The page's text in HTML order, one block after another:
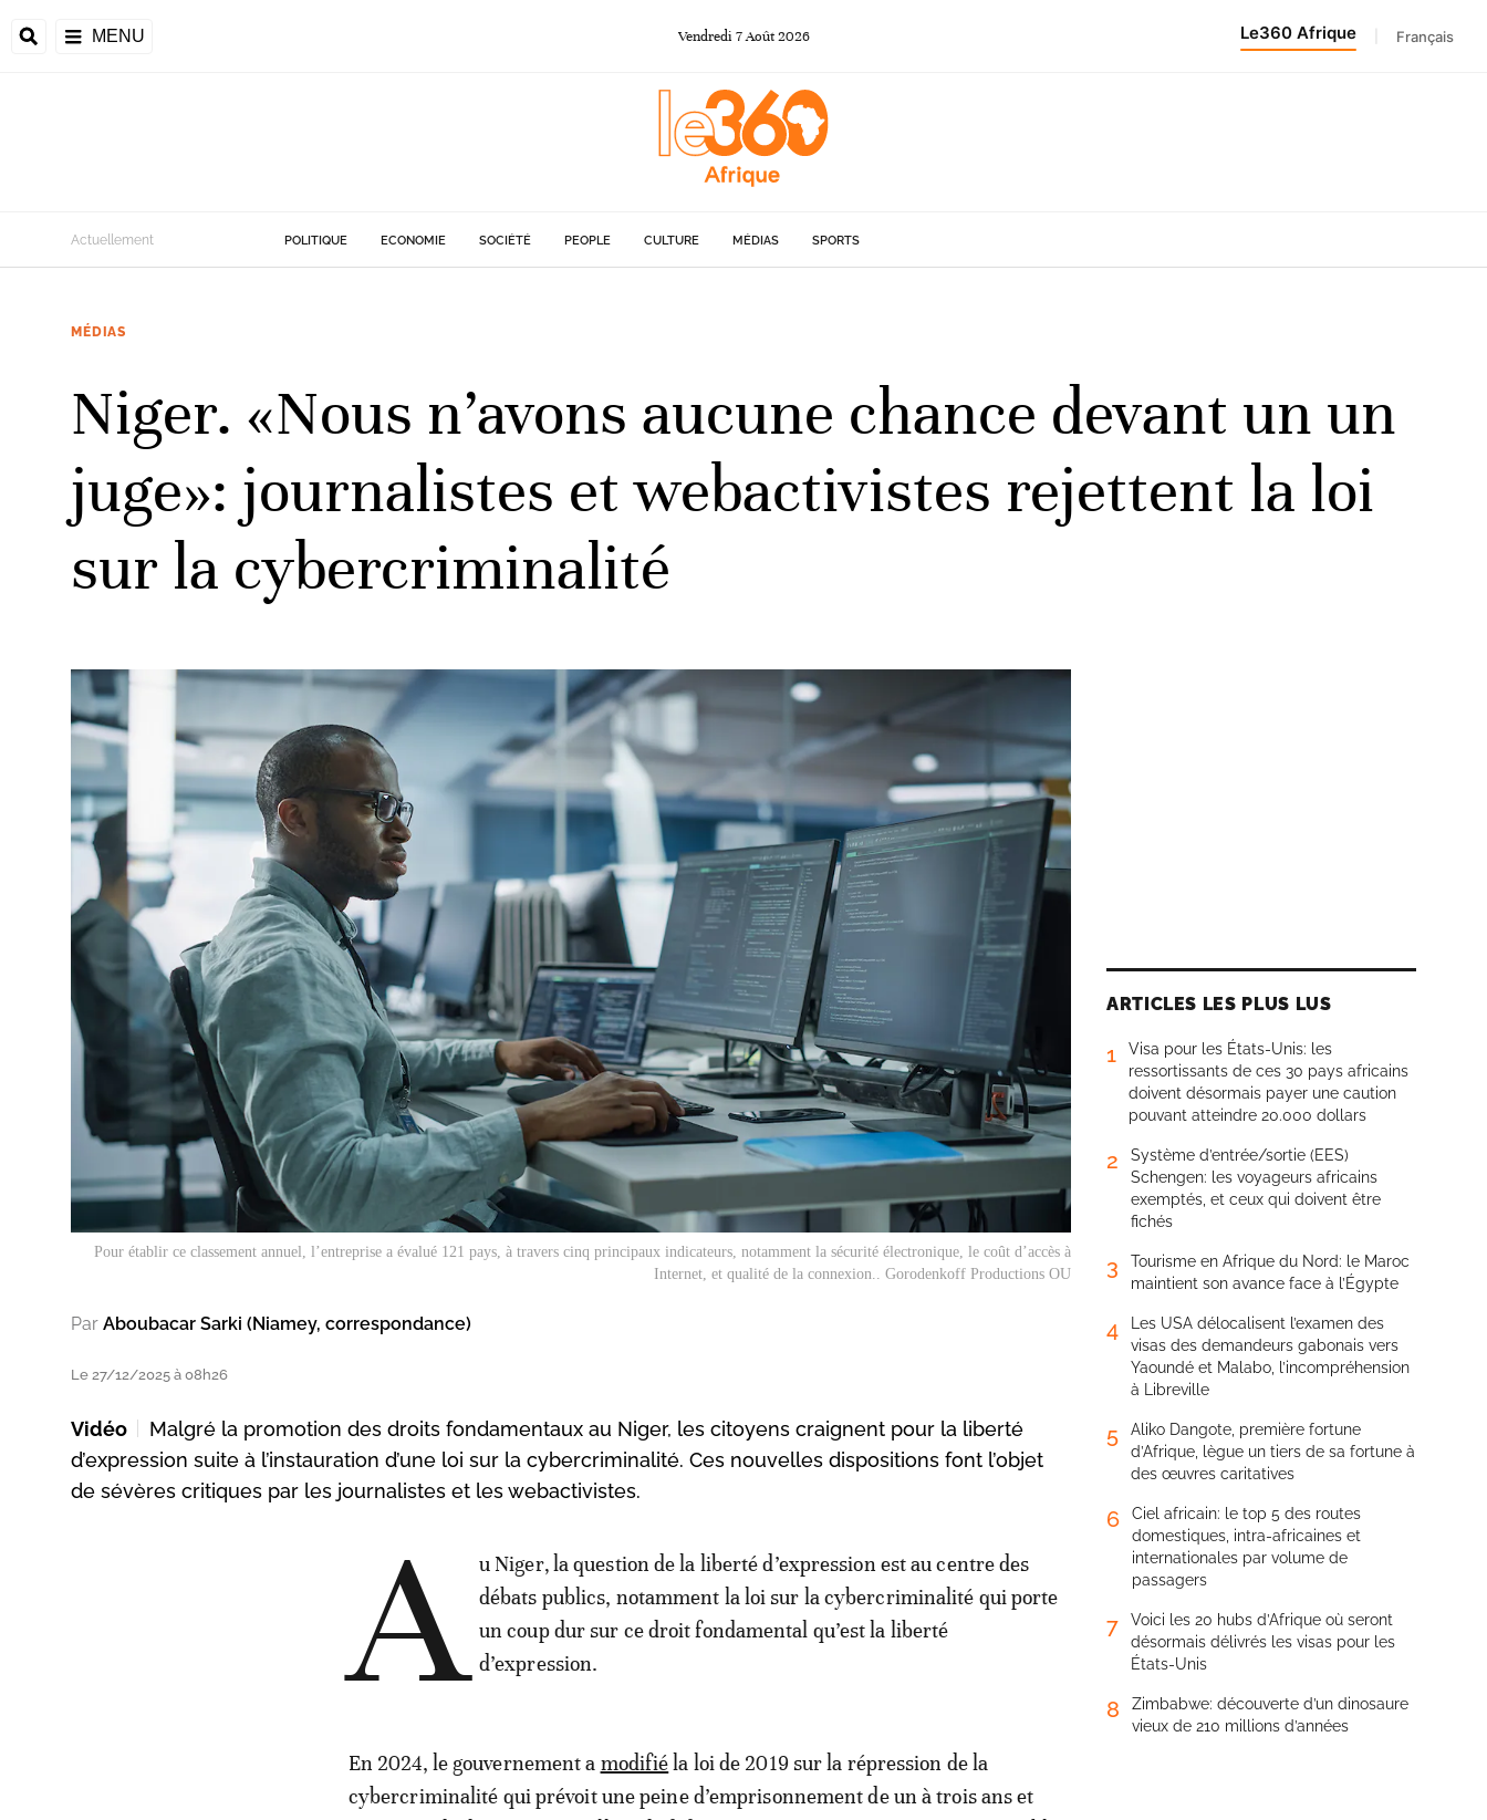
MENU Vendredi 7Août 2026 Le360 Afrique Français
Actuellement POLITIQUE ECONOMIE SOCIÉTÉ PEOPLE CULTURE MÉDIAS SPORTS
MÉDIAS
Niger. «Nous n’avons aucune chance devant un un
juge»: journalistes et webactivistes rejettent la loi
sur la cybercriminalité
Pour établir ce classement annuel, l’entreprise a évalué 121 pays, à travers cinq principaux indicateurs, notamment la sécurité électronique, le coût d’accès à
Internet, et qualité de la connexion.. Gorodenkoff Productions OU
Par Aboubacar Sarki (Niamey, correspondance)
Le 27/12/2025 à 08h26
Vidéo
Malgré la promotion des droits fondamentaux au Niger, les citoyens craignent pour la liberté
d’expression suite à l’instauration d’une loi sur la cybercriminalité. Ces nouvelles dispositions font l’objet
de sévères critiques par les journalistes et les webactivistes.
A u Niger‚ la question de la liberté d’expression est au centre des
débats publics, notamment la loi sur la cybercriminalité qui porte
un coup dur sur ce droit fondamental qu’est la liberté
d’expression.
En 2024, le gouvernement a modifiéla loi de 2019 sur la répression de la
cybercriminalité qui prévoit une peine d’emprisonnement de un à trois ans et
ARTICLES LES PLUS LUS
1
Visa pour les États-Unis: les
ressortissants de ces 30 pays africains
doivent désormais payer une caution
pouvant atteindre 20.000 dollars
2
Système d’entrée/sortie (EES)
Schengen: les voyageurs africains
exemptés, et ceux qui doivent être
fichés
3
Tourisme en Afrique du Nord: le Maroc
maintient son avance face à l’Égypte
4
Les USA délocalisent l’examen des
visas des demandeurs gabonais vers
Yaoundé et Malabo, l’incompréhension
à Libreville
5
Aliko Dangote, première fortune
d’Afrique, lègue un tiers de sa fortune à
des œuvres caritatives
6
Ciel africain: le top 5 des routes
domestiques, intra-africaines et
internationales par volume de
passagers
7
Voici les 20 hubs d’Afrique où seront
désormais délivrés les visas pour les
États-Unis
8
Zimbabwe: découverte d’un dinosaure
vieux de 210 millions d’années